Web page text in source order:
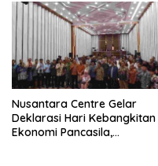
Nusantara Centre Gelar
Deklarasi Hari Kebangkitan
Ekonomi Pancasila,